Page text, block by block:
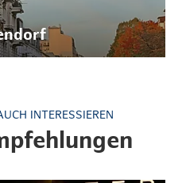
INTERESSIEREN